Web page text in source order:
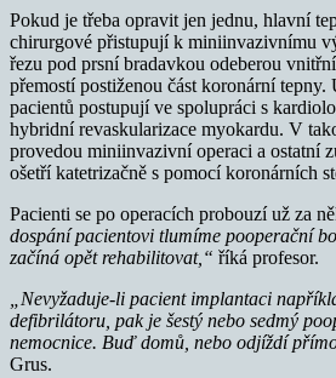
Pokud je třeba opravit jen jednu, hlavní
chirurgové přistupují k miniinvazivnímu
řezu pod prsní bradavkou odeberou
přemostí postiženou část koronární tepny.
pacientů postupují ve spolupráci s
hybridní revaskularizace myokardu. V
provedou miniinvazivní operaci a ostatní
ošetří katetrizačně s pomocí koronárních
Pacienti se po operacích probouzí už za
dospání pacientovi tlumíme pooperační
začíná opět rehabilitovat,“ říká profesor.
„Nevyžaduje-li pacient implantaci
defibrilátoru, pak je šestý nebo sedmý
nemocnice. Buď domů, nebo odjíždí
Grus.